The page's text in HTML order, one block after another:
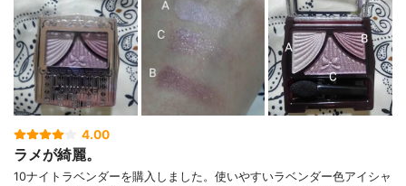
4.00
ラメが綺麗。
10ナイトラベンダーを購入しました。使いやすいラベンダー色アイシャ